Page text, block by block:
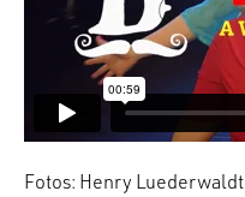
Fotos: Henry Luederwaldt